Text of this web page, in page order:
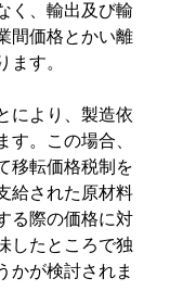
く、輸出及び輸
間価格とかい離
ます。
により、製造依
す。この場合、
移転価格税制を
給された原材料
る際の価格に対
したところで独
かが検討されま